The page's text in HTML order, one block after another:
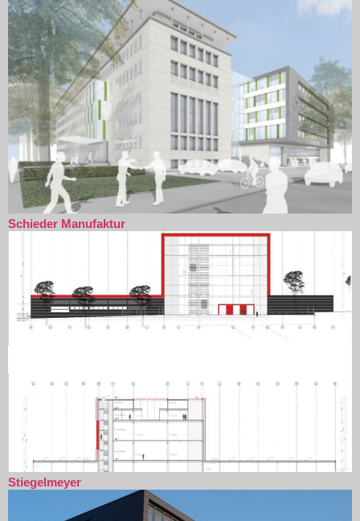
Schieder Manufaktur
Stiegelmeyer